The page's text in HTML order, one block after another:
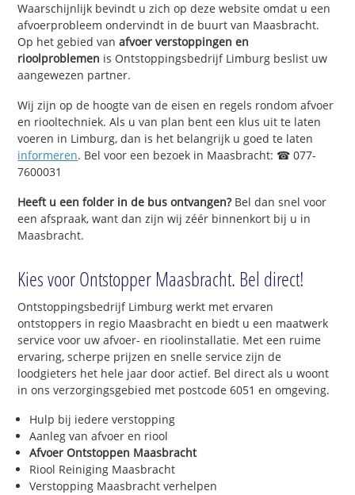
Waarschijnlijk bevindt u zich op deze website omdat u een
afvoerprobleem ondervindt in de buurt van Maasbracht.
Op het gebied vanafvoer verstoppingen en
rioolproblemen is Ontstoppingsbedrijf Limburg beslist uw
aangewezen partner.
Wij zijn op de hoogte van de eisen en regels rondom afvoer
en riooltechniek. Als u van plan bent een klus uit te laten
voeren in Limburg, dan is het belangrijk u goed te laten
informeren. Bel voor een bezoek in Maasbracht: ☎ 077-
7600031
Heeft u een folder in de bus ontvangen?Bel dan snel voor
een afspraak, want dan zijn wij zéér binnenkort bij u in
Maasbracht.
Kies voor Ontstopper Maasbracht. Bel direct!
Ontstoppingsbedrijf Limburg werkt met ervaren
ontstoppers in regio Maasbracht en biedt u een maatwerk
service voor uw afvoer- en rioolinstallatie. Met een ruime
ervaring, scherpe prijzen en snelle service zijn de
loodgieters het hele jaar door actief. Bel direct als u woont
in ons verzorgingsgebied met postcode 6051 en omgeving.
Hulp bij iedere verstopping
Aanleg van afvoer en riool
Afvoer Ontstoppen Maasbracht
Riool Reiniging Maasbracht
Verstopping Maasbracht verhelpen